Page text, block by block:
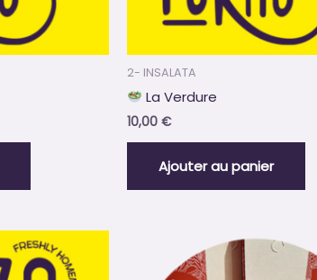
2- INSALATA
La Verdure
10,00 €
Ajouter au panier